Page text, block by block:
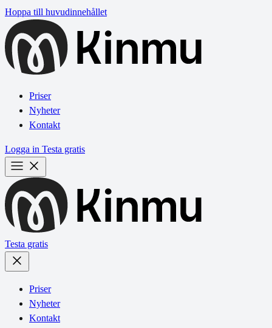
Hoppa till huvudinnehållet
Priser
Nyheter
Kontakt
Logga in Testa gratis
Testa gratis
Priser
Nyheter
Kontakt